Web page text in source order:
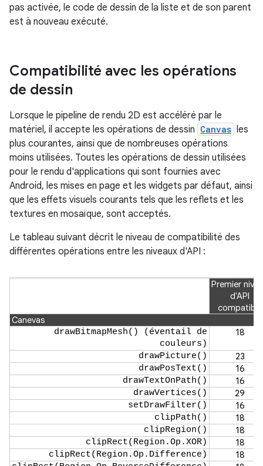
pas activée, le code de dessin de la liste et de son parent
est à nouveau exécuté.
Compatibilité avec les opérations
de dessin
Lorsque le pipeline de rendu 2D est accéléré par le
matériel, il accepte les opérations de dessin Canvas les
plus courantes, ainsi que de nombreuses opérations
moins utilisées. Toutes les opérations de dessin utilisées
pour le rendu d'applications qui sont fournies avec
Android, les mises en page et les widgets par défaut, ainsi
que les effets visuels courants tels que les reflets et les
textures en mosaïque, sont acceptés.
Le tableau suivant décrit le niveau de compatibilité des
différentes opérations entre les niveaux d'API :
Premier
d'API
compatible
Canevas
drawBitmapMesh() (éventail de
couleurs)
18
drawPicture() 23
drawPosText() 16
drawTextOnPath() 16
drawVertices() 29
setDrawFilter() 16
clipPath() 18
clipRegion() 18
clipRect(Region.Op.XOR) 18
clipRect(Region.Op.Difference) 18